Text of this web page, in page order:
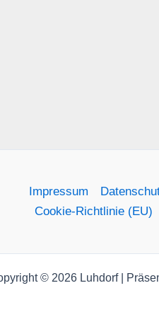
Impressum
Cookie-Richtlinie (EU)
© 2026 Luhdorf |